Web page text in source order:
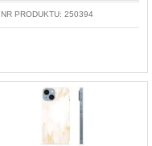
NR PRODUKTU: 250394